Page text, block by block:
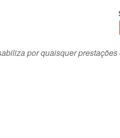
por quaisquer